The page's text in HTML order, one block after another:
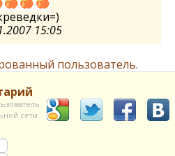
15:05
пользователь.
сети